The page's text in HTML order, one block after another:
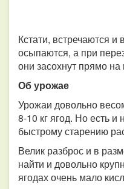
Кстати, встречаются
осыпаются, а при
они засохнут прямо
Об урожае
Урожаи довольно
8-10 кг ягод. Но есть
быстрому старению
Велик разброс и в
найти и довольно
ягодах очень мало